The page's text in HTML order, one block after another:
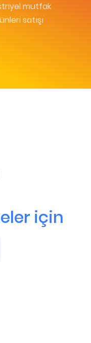
mutfak
satışı
için